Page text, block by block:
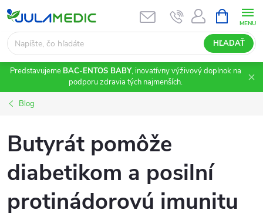
Prejsť
na
obsah
HĽADAŤ
KOŠÍK
Predstavujeme BAC-ENTOS BABY, inovatívny výživový doplnok na
podporu zdravia tých najmenších.
Blog
Butyrát pomôže
diabetikom a posilní
protinádorovú imunitu